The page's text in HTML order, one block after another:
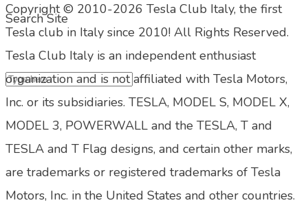
Search Site
Copyright © 2010-2026 Tesla Club Italy, the first
Tesla club in Italy since 2010! All Rights Reserved.
Tesla Club Italy is an independent enthusiast
organization and is not affiliated with Tesla Motors,
Inc. or its subsidiaries. TESLA, MODEL S, MODEL X,
MODEL 3, POWERWALL and the TESLA, T and
TESLA and T Flag designs, and certain other marks,
are trademarks or registered trademarks of Tesla
Motors, Inc. in the United States and other countries.